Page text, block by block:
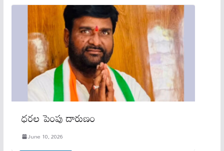
ధరల పెంపు దారుణం
June 10, 2026